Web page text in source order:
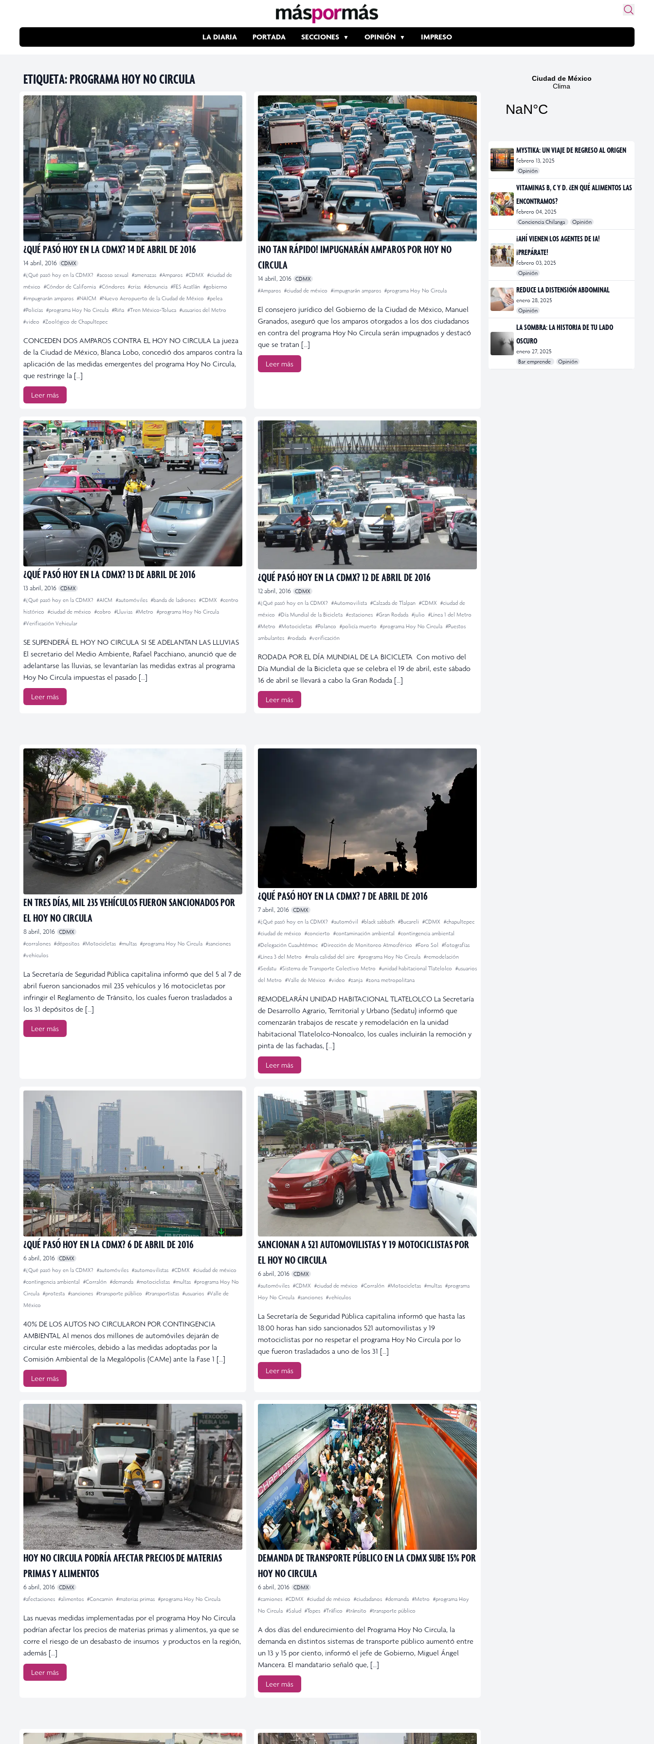
LA DIARIA PORTADA SECCIONES OPINIÓN IMPRESO
ETIQUETA:PROGRAMA HOY NO CIRCULA
¿QUÉ PASÓ HOY EN LA CDMX? 14 DE ABRIL DE 2016
14 abril, 2016 CDMX
#¿Qué pasó hoy en la CDMX? #acoso sexual #amenazas #Amparos #CDMX #ciudad de
méxico #Cóndor de California #Cóndores #crías #denuncia #FES Acatlán #gobierno
#impugnarán amparos #NAICM #Nuevo Aeropuerto de la Ciudad de México #pelea
#Policías #programa Hoy No Circula #Riña #Tren México-Toluca #usuarios del Metro
#video #Zoológico de Chapultepec
CONCEDEN DOS AMPAROS CONTRA EL HOY NO CIRCULA La jueza
de la Ciudad de México, Blanca Lobo, concedió dos amparos contra la
aplicación de las medidas emergentes del programa Hoy No Circula,
que restringe la […]
Leer más
¡NO TAN RÁPIDO! IMPUGNARÁN AMPAROS POR HOY NO
CIRCULA
14 abril, 2016 CDMX
#Amparos #ciudad de méxico #impugnarán amparos #programa Hoy No Circula
El consejero jurídico del Gobierno de la Ciudad de México, Manuel
Granados, aseguró que los amparos otorgados a los dos ciudadanos
en contra del programa Hoy No Circula serán impugnados y destacó
que se tratan […]
Leer más
¿QUÉ PASÓ HOY EN LA CDMX? 13 DE ABRIL DE 2016
13 abril, 2016 CDMX
#¿Qué pasó hoy en la CDMX? #AICM #automóviles #banda de ladrones #CDMX #centro
histórico #ciudad de méxico #cobro #Lluvias #Metro #programa Hoy No Circula
#Verificación Vehicular
SE SUPENDERÁ EL HOY NO CIRCULA SI SE ADELANTAN LAS LLUVIAS
El secretario del Medio Ambiente, Rafael Pacchiano, anunció que de
adelantarse las lluvias, se levantarían las medidas extras al programa
Hoy No Circula impuestas el pasado […]
Leer más
¿QUÉ PASÓ HOY EN LA CDMX? 12 DE ABRIL DE 2016
12 abril, 2016 CDMX
#¿Qué pasó hoy en la CDMX? #Automovilista #Calzada de Tlalpan #CDMX #ciudad de
méxico #Día Mundial de la Bicicleta #estaciones #Gran Rodada #julio #Línea 1 del Metro
#Metro #Motocicletas #Polanco #policía muerto #programa Hoy No Circula #Puestos
ambulantes #rodada #verificación
RODADA POR EL DÍA MUNDIAL DE LA BICICLETA Con motivo del
Día Mundial de la Bicicleta que se celebra el 19 de abril, este sábado
16 de abril se llevará a cabo la Gran Rodada […]
Leer más
EN TRES DÍAS, MIL 235 VEHÍCULOS FUERON SANCIONADOS POR
EL HOY NO CIRCULA
8 abril, 2016 CDMX
#corralones #dépositos #Motocicletas #multas #programa Hoy No Circula #sanciones
#vehículos
La Secretaría de Seguridad Pública capitalina informó que del 5 al 7 de
abril fueron sancionados mil 235 vehículos y 16 motocicletas por
infringir el Reglamento de Tránsito, los cuales fueron trasladados a
los 31 depósitos de […]
Leer más
¿QUÉ PASÓ HOY EN LA CDMX? 7 DE ABRIL DE 2016
7 abril, 2016 CDMX
#¿Qué pasó hoy en la CDMX? #automóvil #black sabbath #Bucareli #CDMX #chapultepec
#ciudad de méxico #concierto #contaminación ambiental #contingencia ambiental
#Delegación Cuauhtémoc #Dirección de Monitoreo Atmosférico #Foro Sol #fotografías
#Línea 3 del Metro #mala calidad del aire #programa Hoy No Circula #remodelación
#Sedatu #Sistema de Transporte Colectivo Metro #unidad habitacional Tlatelolco #usuarios
del Metro #Valle de México #video #zanja #zona metropolitana
REMODELARÁN UNIDAD HABITACIONAL TLATELOLCO La Secretaría
de Desarrollo Agrario, Territorial y Urbano (Sedatu) informó que
comenzarán trabajos de rescate y remodelación en la unidad
habitacional Tlatelolco-Nonoalco, los cuales incluirán la remoción y
pinta de las fachadas, […]
Leer más
¿QUÉ PASÓ HOY EN LA CDMX? 6 DE ABRIL DE 2016
6 abril, 2016 CDMX
#¿Qué pasó hoy en la CDMX? #automóviles #automovilistas #CDMX #ciudad de méxico
#contingencia ambiental #Corralón #demanda #motociclistas #multas #programa Hoy No
Circula #protesta #sanciones #transporte público #transportistas #usuarios #Valle de
México
40% DE LOS AUTOS NO CIRCULARON POR CONTINGENCIA
AMBIENTAL Al menos dos millones de automóviles dejarán de
circular este miércoles, debido a las medidas adoptadas por la
Comisión Ambiental de la Megalópolis (CAMe) ante la Fase 1 […]
Leer más
SANCIONAN A 521 AUTOMOVILISTAS Y 19 MOTOCICLISTAS POR
EL HOY NO CIRCULA
6 abril, 2016 CDMX
#automóviles #CDMX #ciudad de méxico #Corralón #Motocicletas #multas #programa
Hoy No Circula #sanciones #vehículos
La Secretaría de Seguridad Pública capitalina informó que hasta las
18:00 horas han sido sancionados 521 automovilistas y 19
motociclistas por no respetar el programa Hoy No Circula por lo
que fueron trasladados a uno de los 31 […]
Leer más
HOY NO CIRCULA PODRÍA AFECTAR PRECIOS DE MATERIAS
PRIMAS Y ALIMENTOS
6 abril, 2016 CDMX
#afectaciones #alimentos #Concamin #materias primas #programa Hoy No Circula
Las nuevas medidas implementadas por el programa Hoy No Circula
podrían afectar los precios de materias primas y alimentos, ya que se
corre el riesgo de un desabasto de insumos y productos en la región,
además […]
Leer más
DEMANDA DE TRANSPORTE PÚBLICO EN LA CDMX SUBE 15% POR
HOY NO CIRCULA
6 abril, 2016 CDMX
#camiones #CDMX #ciudad de méxico #ciudadanos #demanda #Metro #programa Hoy
No Circula #Salud #Topes #Tráfico #tránsito #transporte público
A dos días del endurecimiento del Programa Hoy No Circula, la
demanda en distintos sistemas de transporte público aumentó entre
un 13 y 15 por ciento, informó el jefe de Gobierno, Miguel Ángel
Mancera. El mandatario señaló que, […]
Leer más
MYSTIKA: UN VIAJE DE REGRESO AL ORIGEN
febrero 13, 2025
Opinión
#exposiciones
#fotografía
VITAMINAS B, C Y D. ¿EN QUÉ ALIMENTOS LAS
ENCONTRAMOS?
febrero 04, 2025
Conciencia Chilanga
Opinión
#bienestar
#Opinión
#Principal
¡AHÍ VIENEN LOS AGENTES DE IA!
¡PREPÁRATE!
febrero 03, 2025
Opinión
#Bar Emprende
#Opinión
#Principal
REDUCE LA DISTENSIÓN ABDOMINAL
enero 28, 2025
Opinión
#bienestar
#Opinión
#Principal
#Salud
LA SOMBRA: LA HISTORIA DE TU LADO
OSCURO
enero 27, 2025
Bar emprende
Opinión
#Bar Emprende
#CDMX
#marketing